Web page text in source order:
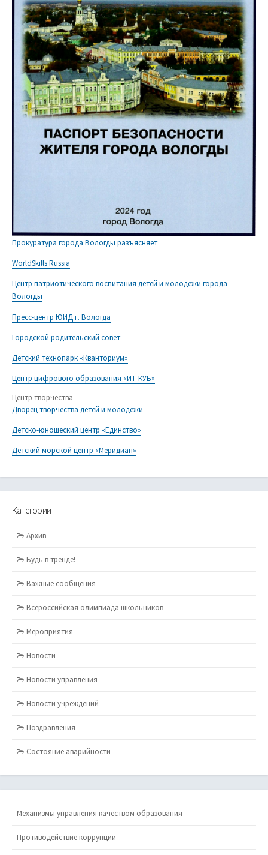
Прокуратура города Вологды разъясняет
WorldSkills Russia
Центр патриотического воспитания детей и молодежи города
Вологды
Пресс-центр ЮИД г. Вологда
Городской родительский совет
Детский технопарк «Кванториум»
Центр цифрового образования «ИТ-КУБ»
Центр творчества
Дворец творчества детей и молодежи
Детско-юношеский центр «Единство»
Детский морской центр «Меридиан»
Категории
Архив
Будь в тренде!
Важные сообщения
Всероссийская олимпиада школьников
Мероприятия
Новости
Новости управления
Новости учреждений
Поздравления
Состояние аварийности
Механизмы управления качеством образования
Противодействие коррупции